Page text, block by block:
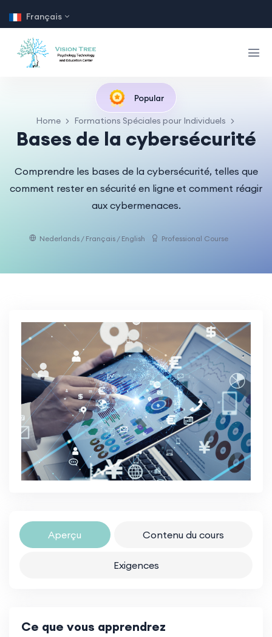
Français
Popular
Home Formations Spéciales pour Individuels
Bases de la cybersécurité
Comprendre les bases de la cybersécurité, telles que
comment rester en sécurité en ligne et comment réagir
aux cybermenaces.
Nederlands / Français / English Professional Course
Aperçu Contenu du cours
Exigences
Ce que vous apprendrez